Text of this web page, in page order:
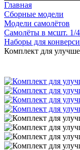
Главная
Сборные модели
Модели самолётов
Самолёты в мсшт. 1/
Наборы для
Комплект для